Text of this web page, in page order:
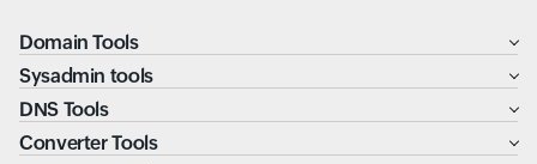
Domain Tools
Sysadmin tools
DNS Tools
Converter Tools